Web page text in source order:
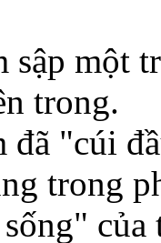
sập một
trong.
"cúi
trong
của